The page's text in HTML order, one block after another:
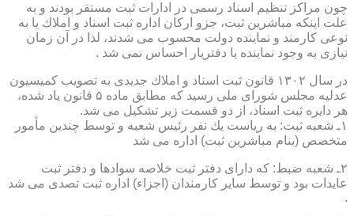
چون مراكز تنظیم اسناد رسمی در ادارات ثبت مستقر بودند و به
علت اینكه مباشرین ثبت، جزو اركان اداره ثبت اسناد و املاك یا به
نوعی كارمند و نماینده دولت محسوب می شدند، لذا در آن زمان
نیازی به وجود نماینده یا دفتریار احساس نمی شد .
در سال ۱۳۰۲ قانون ثبت اسناد و املاك جدیدی به تصویب كمیسیون
عدلیه مجلس شورای ملی رسید كه مطابق ماده ۵ قانون یاد شده،
هر دایره ثبت اسناد، از دو قسمت زیر تشكیل می شد.
۱ـ شعبه ثبت: به ریاست یك نفر رئیس شعبه و توسط چندین مأمور
متخصص (بنام مباشرین ثبت) اداره می شد
۲ـ شعبه ضبط: كه دارای دفتر ثبت خلاصه سوادها و دفتر ثبت
عایدات بود و توسط سایر كارمندان (اجزاء) اداره ثبت تصدی می شد
.